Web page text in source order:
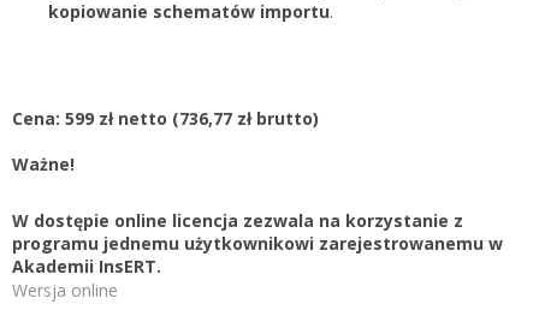
kopiowanie schematów importu.
Cena: 599 zł netto (736,77 zł brutto)
Ważne!
W dostępie online licencja zezwala na korzystanie z
programu jednemu użytkownikowi zarejestrowanemu w
Akademii InsERT.
Wersja online